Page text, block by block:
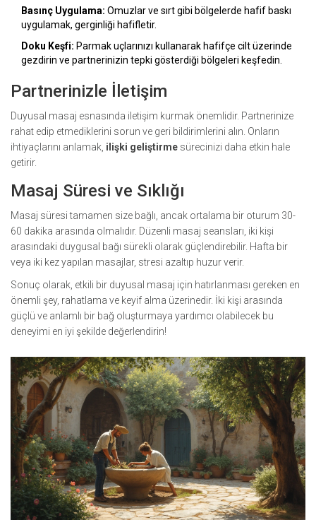
Basınç Uygulama: Omuzlar ve sırt gibi bölgelerde hafif baskı
uygulamak, gerginliği hafifletir.
Doku Keşfi: Parmak uçlarınızı kullanarak hafifçe cilt üzerinde
gezdirin ve partnerinizin tepki gösterdiği bölgeleri keşfedin.
Partnerinizle İletişim
Duyusal masaj esnasında iletişim kurmak önemlidir. Partnerinize
rahat edip etmediklerini sorun ve geri bildirimlerini alın. Onların
ihtiyaçlarını anlamak, ilişki geliştirme sürecinizi daha etkin hale
getirir.
Masaj Süresi ve Sıklığı
Masaj süresi tamamen size bağlı, ancak ortalama bir oturum 30-
60 dakika arasında olmalıdır. Düzenli masaj seansları, iki kişi
arasındaki duygusal bağı sürekli olarak güçlendirebilir. Hafta bir
veya iki kez yapılan masajlar, stresi azaltıp huzur verir.
Sonuç olarak, etkili bir duyusal masaj için hatırlanması gereken en
önemli şey, rahatlama ve keyif alma üzerinedir. İki kişi arasında
güçlü ve anlamlı bir bağ oluşturmaya yardımcı olabilecek bu
deneyimi en iyi şekilde değerlendirin!